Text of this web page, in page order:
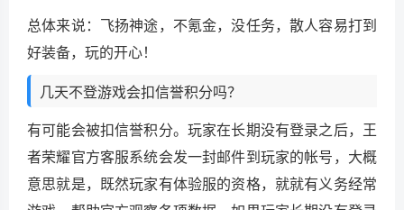
总体来说：飞扬神途，不氪金，没任务，散人容易打到
好装备，玩的开心！
几天不登游戏会扣信誉积分吗？
有可能会被扣信誉积分。玩家在长期没有登录之后，王
者荣耀官方客服系统会发一封邮件到玩家的帐号，大概
意思就是，既然玩家有体验服的资格，就就有义务经常